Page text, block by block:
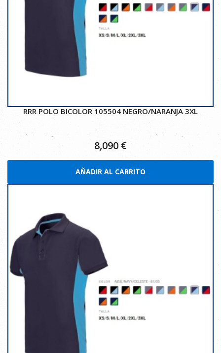
RRR POLO BICOLOR 105504 NEGRO/NARANJA 3XL
8,090 €
AÑADIR AL CARRITO